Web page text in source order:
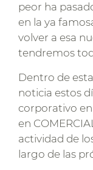
peor ha
en la ya
volver a esa
tendremos
Dentro de
noticia estos
corporativo
en
actividad de
largo de las